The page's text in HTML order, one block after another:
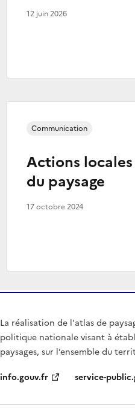
12 juin 2026
Actions
du paysage
Communication
17 octobre 2024
La réalisation de l'atlas de
politique nationale visant à
paysages, sur l’ensemble du
info.gouv.fr
service-